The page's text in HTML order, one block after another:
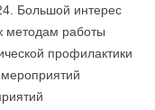
Большой интерес
методам работы
профилактики